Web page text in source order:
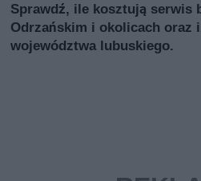
Sprawdź, ile kosztują serwis
Odrzańskim i okolicach oraz
województwa lubuskiego.